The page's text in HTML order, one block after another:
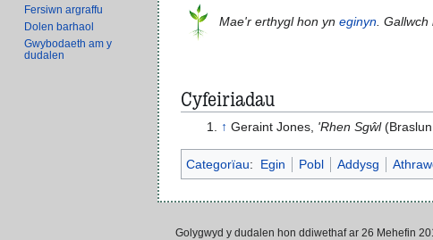
Mae'r erthygl hon yn eginyn .
Cyfeiriadau
↑ Geraint Jones, 'Rhen Sgŵl(Braslun
Categorïau: Egin Pobl Addysg
Fersiwn argraffu
Dolen barhaol
Gwybodaeth am y
dudalen
Golygwyd y dudalen hon ddiwethaf ar 26 Mehefin